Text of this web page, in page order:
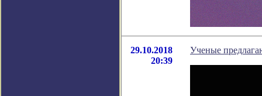
29.10.2018
20:39
Ученые